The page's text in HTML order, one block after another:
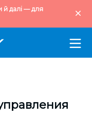
й далі — для